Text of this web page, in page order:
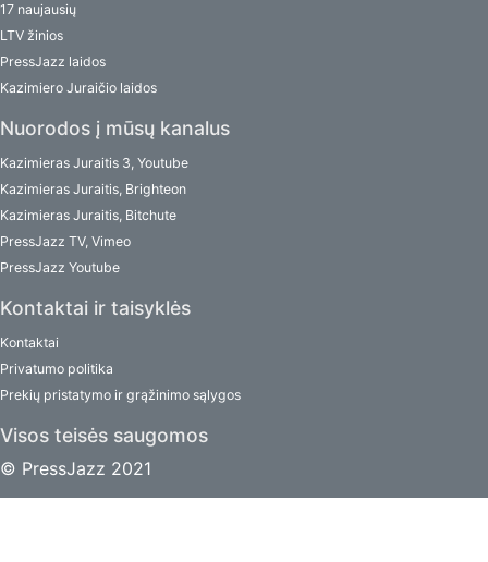
17 naujausių
LTV žinios
PressJazz laidos
Kazimiero Juraičio laidos
Nuorodos į mūsų kanalus
Kazimieras Juraitis 3, Youtube
Kazimieras Juraitis, Brighteon
Kazimieras Juraitis, Bitchute
PressJazz TV, Vimeo
PressJazz Youtube
Kontaktai ir taisyklės
Kontaktai
Privatumo politika
Prekių pristatymo ir grąžinimo sąlygos
Visos teisės saugomos
© PressJazz 2021